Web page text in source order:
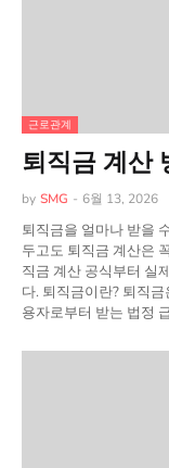
근로관계
퇴직금 계산
by SMG - 6월 13, 2026
퇴직금을 얼마나 받을
두고도 퇴직금 계산은
직금 계산 공식부터 실
다. 퇴직금이란? 퇴직
용자로부터 받는 법정